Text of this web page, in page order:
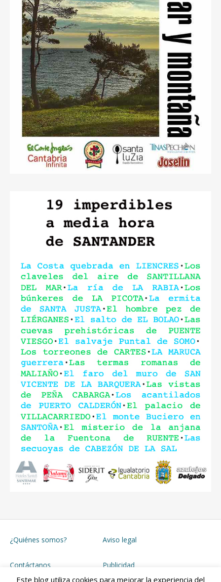
¿Quiénes somos? Aviso legal
Contáctanos Publicidad
Este blog utiliza cookies para mejorar la experiencia del